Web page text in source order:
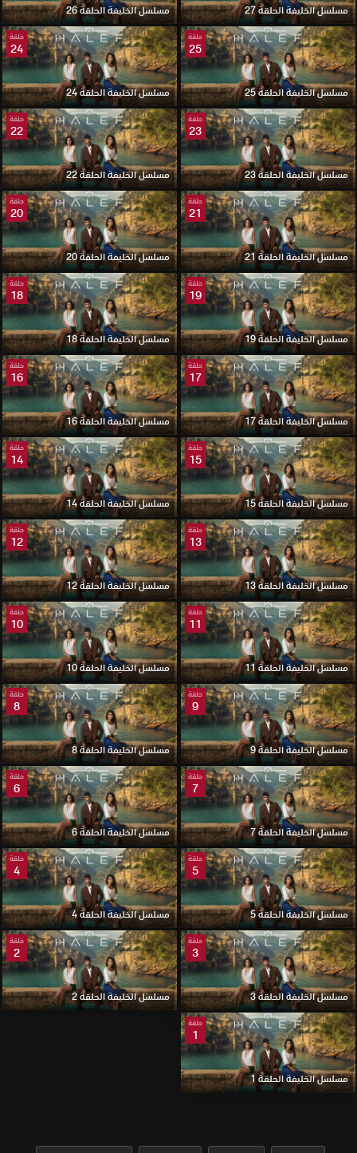
مسلسل الخليفة الحلقة 27 مسلسل الخليفة الحلقة 26
حلقة
25
مسلسل الخليفة الحلقة 25
حلقة
24
مسلسل الخليفة الحلقة 24
حلقة
23
مسلسل الخليفة الحلقة 23
حلقة
22
مسلسل الخليفة الحلقة 22
حلقة
21
مسلسل الخليفة الحلقة 21
حلقة
20
مسلسل الخليفة الحلقة 20
حلقة
19
مسلسل الخليفة الحلقة 19
حلقة
18
مسلسل الخليفة الحلقة 18
حلقة
17
مسلسل الخليفة الحلقة 17
حلقة
16
مسلسل الخليفة الحلقة 16
حلقة
15
مسلسل الخليفة الحلقة 15
حلقة
14
مسلسل الخليفة الحلقة 14
حلقة
13
مسلسل الخليفة الحلقة 13
حلقة
12
مسلسل الخليفة الحلقة 12
حلقة
11
مسلسل الخليفة الحلقة 11
حلقة
10
مسلسل الخليفة الحلقة 10
حلقة
9
مسلسل الخليفة الحلقة 9
حلقة
8
مسلسل الخليفة الحلقة 8
حلقة
7
مسلسل الخليفة الحلقة 7
حلقة
6
مسلسل الخليفة الحلقة 6
حلقة
5
مسلسل الخليفة الحلقة 5
حلقة
4
مسلسل الخليفة الحلقة 4
حلقة
3
مسلسل الخليفة الحلقة 3
حلقة
2
مسلسل الخليفة الحلقة 2
حلقة
1
مسلسل الخليفة الحلقة 1